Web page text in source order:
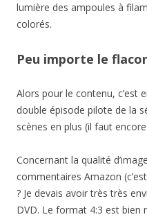
lumière des ampoules à
colorés.
Peu importe le
Alors pour le contenu, c’est
double épisode pilote de la
scènes en plus (il faut
Concernant la qualité
commentaires Amazon
? Je devais avoir très très
DVD. Le format 4:3 est bien